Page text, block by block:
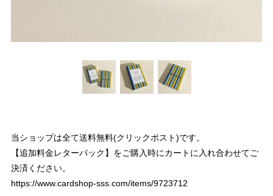
当ショップは全て送料無料(クリックポスト)です。
【追加料金レターパック】をご購入時にカートに入れ合わせてご
決済ください。
https://www.cardshop-sss.com/items/9723712